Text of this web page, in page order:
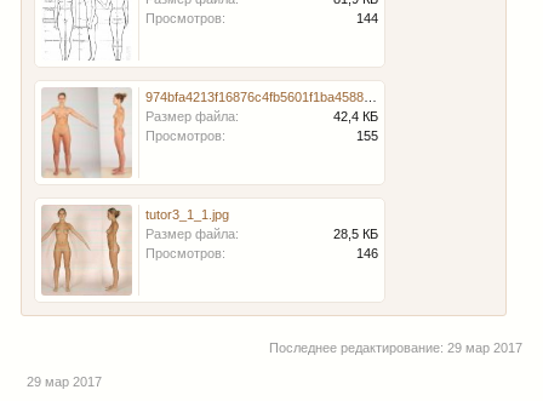
Просмотров:
144
Размер файла:
42,4 КБ
Просмотров:
155
tutor3_1_1.jpg
Размер файла:
28,5 КБ
Просмотров:
146
Последнее редактирование: 29 мар 2017
29 мар 2017